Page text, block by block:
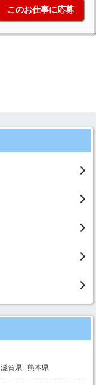
このお仕事に応募
滋賀県 熊本県